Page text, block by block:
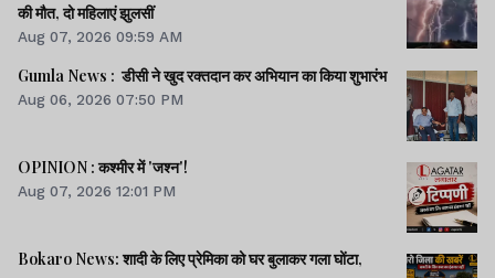
की मौत, दो महिलाएं झुलसीं
Aug 07, 2026 09:59 AM
Gumla News : डीसी ने खुद रक्तदान कर अभियान का किया शुभारंभ
Aug 06, 2026 07:50 PM
OPINION : कश्मीर में 'जश्न'!
Aug 07, 2026 12:01 PM
Bokaro News: शादी के लिए प्रेमिका को घर बुलाकर गला घोंटा,